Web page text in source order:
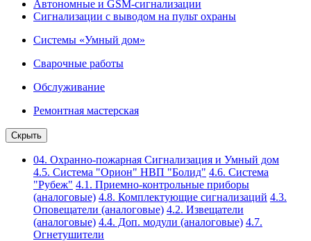
Автономные и GSM-сигнализации
Сигнализации с выводом на пульт охраны
Системы «Умный дом»
Сварочные работы
Обслуживание
Ремонтная мастерская
Скрыть
04. Охранно-пожарная Сигнализация и Умный дом
4.5. Система "Орион" НВП "Болид" 4.6. Система
"Рубеж" 4.1. Приемно-контрольные приборы
(аналоговые) 4.8. Комплектующие сигнализаций 4.3.
Оповещатели (аналоговые) 4.2. Извещатели
(аналоговые) 4.4. Доп. модули (аналоговые) 4.7.
Огнетушители